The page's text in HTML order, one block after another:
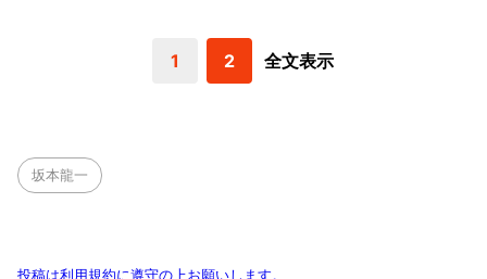
1 2 全文表示
坂本龍一